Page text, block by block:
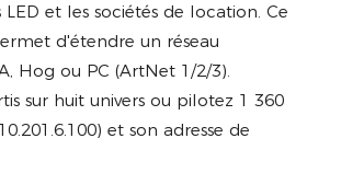
et les sociétés de location. Ce
d'étendre un réseau
Hog ou PC (ArtNet 1/2/3).
sur huit univers ou pilotez 1 360
et son adresse de